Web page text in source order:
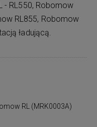
- RL550, Robomow
RL855, Robomow
ładującą.
RL (MRK0003A)